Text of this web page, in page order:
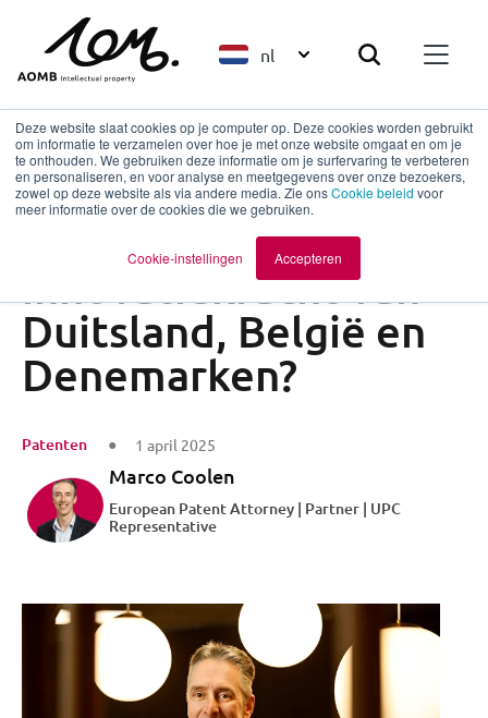
Deze website slaat cookies op je computer op. Deze cookies worden gebruikt
om informatie te verzamelen over hoe je met onze website omgaat en om je
te onthouden. We gebruiken deze informatie om je surfervaring te verbeteren
en personaliseren, en voor analyse en meetgegevens over onze bezoekers,
zowel op deze website als via andere media. Zie onsCookie beleid voor
meer informatie over de cookies die we gebruiken.
Cookie-instellingen Accepteren
nl
Terug naar overzicht
De geheime
innovatiekracht van
Duitsland, België en
Denemarken?
Patenten 1 april 2025
Marco Coolen
European Patent Attorney | Partner | UPC
Representative